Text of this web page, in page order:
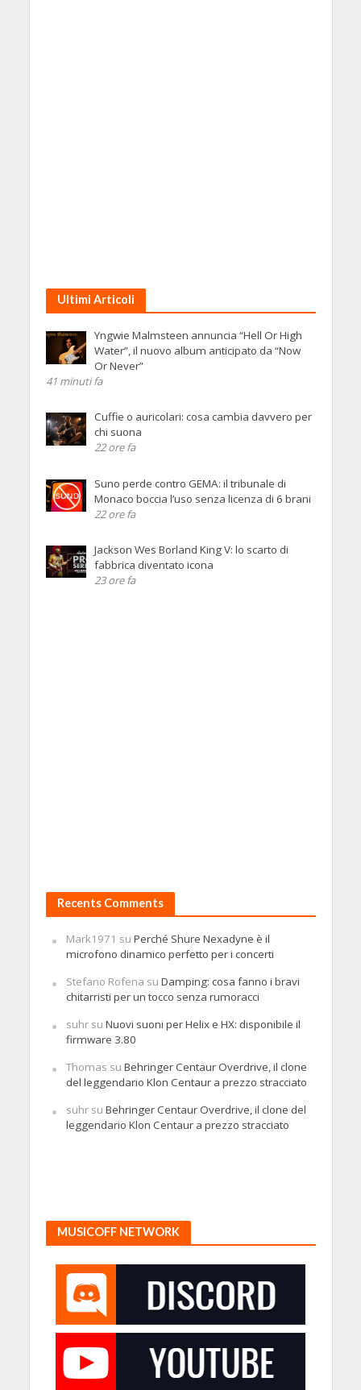
Ultimi Articoli
Yngwie Malmsteen annuncia “Hell Or High
Water”, il nuovo album anticipato da “Now
Or Never”
41 minuti fa
Cuffie o auricolari: cosa cambia davvero per
chi suona
22 ore fa
Suno perde contro GEMA: il tribunale di
Monaco boccia l’uso senza licenza di 6 brani
22 ore fa
Jackson Wes Borland King V: lo scarto di
fabbrica diventato icona
23 ore fa
Recents Comments
Mark1971 su Perché Shure Nexadyne è il
microfono dinamico perfetto per i concerti
Stefano Rofena su Damping: cosa fanno i bravi
chitarristi per un tocco senza rumoracci
suhrsu Nuovi suoni per Helix e HX: disponibile il
firmware 3.80
Thomas su Behringer Centaur Overdrive, il clone
del leggendario Klon Centaur a prezzo stracciato
suhrsu Behringer Centaur Overdrive, il clone del
leggendario Klon Centaur a prezzo stracciato
MUSICOFF NETWORK